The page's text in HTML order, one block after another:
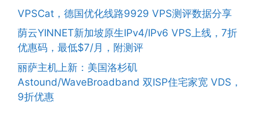
VPSCat，德国优化线路9929 VPS测评数据分享
荫云YINNET新加坡原生IPv4/IPv6 VPS上线，7折
优惠码，最低$7/月，附测评
丽萨主机上新：美国洛杉矶
Astound/WaveBroadband 双ISP住宅家宽 VDS，
9折优惠